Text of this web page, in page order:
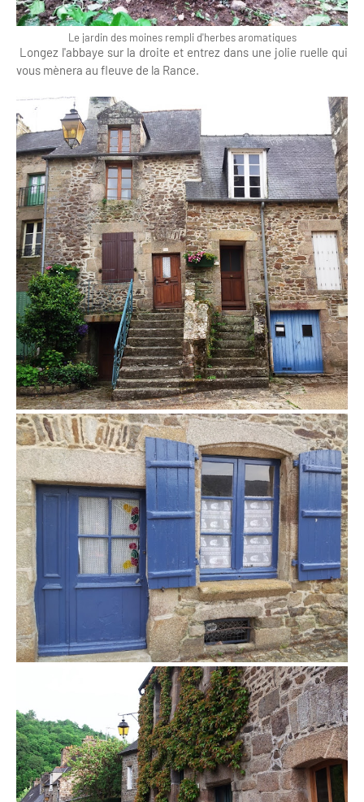
Le jardin des moines rempli d'herbes aromatiques
Longez l'abbaye sur la droite et entrez dans une jolie ruelle qui
vous mènera au fleuve de la Rance.